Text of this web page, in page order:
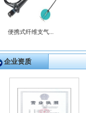
便携式纤维支气...
企业资质